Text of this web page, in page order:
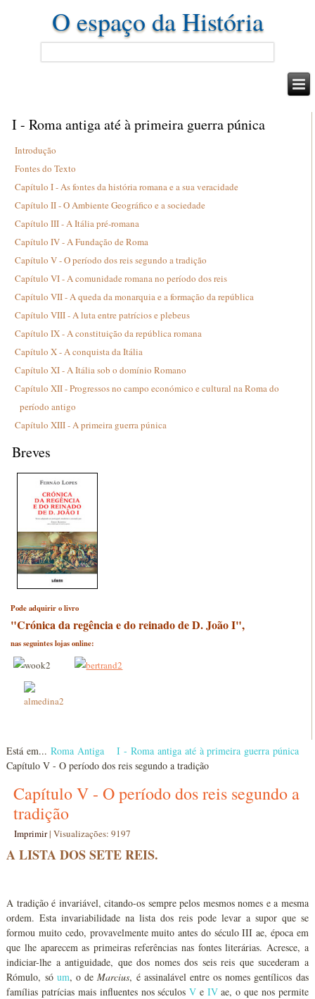
O espaço da História
I - Roma antiga até à primeira guerra púnica
Introdução
Fontes do Texto
Capítulo I - As fontes da história romana e a sua veracidade
Capítulo II - O Ambiente Geográfico e a sociedade
Capítulo III - A Itália pré-romana
Capítulo IV - A Fundação de Roma
Capítulo V - O período dos reis segundo a tradição
Capítulo VI - A comunidade romana no período dos reis
Capítulo VII - A queda da monarquia e a formação da república
Capítulo VIII - A luta entre patrícios e plebeus
Capítulo IX - A constituição da república romana
Capítulo X - A conquista da Itália
Capítulo XI - A Itália sob o domínio Romano
Capítulo XII - Progressos no campo económico e cultural na Roma do
período antigo
Capítulo XIII - A primeira guerra púnica
Breves
Pode adquirir o livro
"Crónica da regência e do reinado de D. João I",
nas seguintes lojas online:
Está em...Roma Antiga
I - Roma antiga até à primeira guerra púnica
Capítulo V - O período dos reis segundo a tradição
Capítulo V - O período dos reis segundo a
tradição
Imprimir|Visualizações: 9197
A LISTA DOS SETE REIS.
A tradição é invariável, citando-os sempre pelos mesmos nomes e a mesma
ordem. Esta invariabilidade na lista dos reis pode levar a supor que se
formou muito cedo, provavelmente muito antes do século III ae, época em
que lhe aparecem as primeiras referências nas fontes literárias. Acresce, a
indiciar-lhe a antiguidade, que dos nomes dos seis reis que sucederam a
Rómulo, só um, o deMarcius, é assinalável entre os nomes gentílicos das
famílias patrícias mais influentes nos séculosV e IVae, o que nos permite